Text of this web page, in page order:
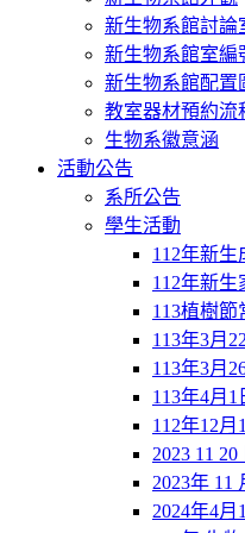
新生物系館討論
新生物系館室編
新生物系館配置
教室器材預約流
生物系徽意涵
活動公告
系所公告
學生活動
112年新生
112年新生
113植樹節
113年3月
113年3月
113年4月
112年12
2023 11
2023年 11
2024年4